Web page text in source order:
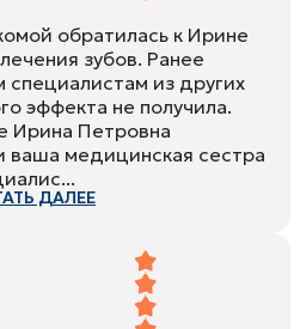
обратилась к Ирине
зубов. Ранее
из других
эффекта не получила.
Ирина Петровна
ваша медицинская сестра
ДАЛЕЕ